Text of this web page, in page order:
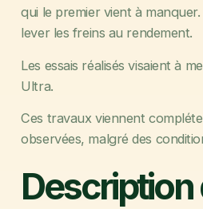
qui le premier vient à
lever les freins au rendement.
Les essais réalisés visaient à
Ultra.
Ces travaux viennent
observées, malgré des
Description